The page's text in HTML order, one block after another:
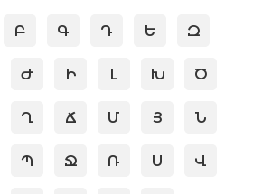
Բ Գ Դ Ե Զ
Ժ Ի Լ Խ Ծ
Ղ Ճ Մ Յ Ն
Պ Ջ Ռ Ս Վ